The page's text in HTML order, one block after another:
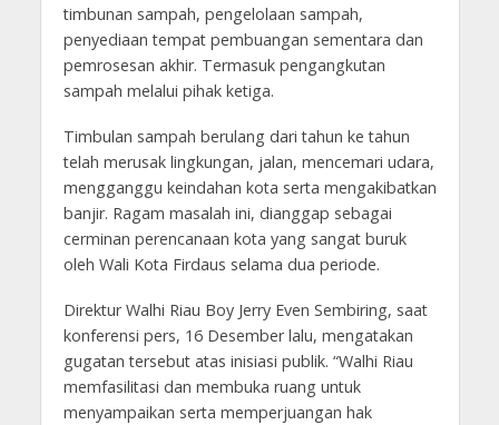
timbunan sampah, pengelolaan sampah,
penyediaan tempat pembuangan sementara dan
pemrosesan akhir. Termasuk pengangkutan
sampah melalui pihak ketiga.
Timbulan sampah berulang dari tahun ke tahun
telah merusak lingkungan, jalan, mencemari udara,
mengganggu keindahan kota serta mengakibatkan
banjir. Ragam masalah ini, dianggap sebagai
cerminan perencanaan kota yang sangat buruk
oleh Wali Kota Firdaus selama dua periode.
Direktur Walhi Riau Boy Jerry Even Sembiring, saat
konferensi pers, 16 Desember lalu, mengatakan
gugatan tersebut atas inisiasi publik. “Walhi Riau
memfasilitasi dan membuka ruang untuk
menyampaikan serta memperjuangan hak